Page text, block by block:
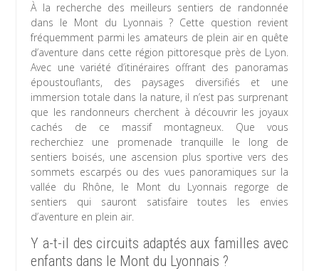
À la recherche des meilleurs sentiers de randonnée
dans le Mont du Lyonnais ? Cette question revient
fréquemment parmi les amateurs de plein air en quête
d’aventure dans cette région pittoresque près de Lyon.
Avec une variété d’itinéraires offrant des panoramas
époustouflants, des paysages diversifiés et une
immersion totale dans la nature, il n’est pas surprenant
que les randonneurs cherchent à découvrir les joyaux
cachés de ce massif montagneux. Que vous
recherchiez une promenade tranquille le long de
sentiers boisés, une ascension plus sportive vers des
sommets escarpés ou des vues panoramiques sur la
vallée du Rhône, le Mont du Lyonnais regorge de
sentiers qui sauront satisfaire toutes les envies
d’aventure en plein air.
Y a-t-il des circuits adaptés aux familles avec
enfants dans le Mont du Lyonnais ?